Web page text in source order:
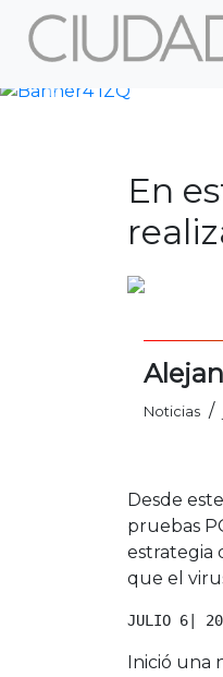
Previous
En
Noticias /
Desde
pruebas
estrategia
que el
JULIO 6|
Inició una